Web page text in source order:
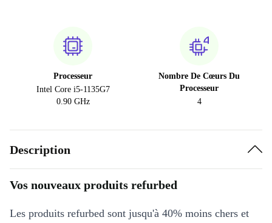
Processeur
Intel Core i5-1135G7
0.90 GHz
Nombre De Cœurs Du
Processeur
4
Description
Vos nouveaux produits refurbed
Les produits refurbed sont jusqu'à 40% moins chers et